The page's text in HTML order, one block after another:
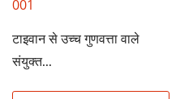
001
टाइवान से उच्च गुणवत्ता वाले
संयुक्त...